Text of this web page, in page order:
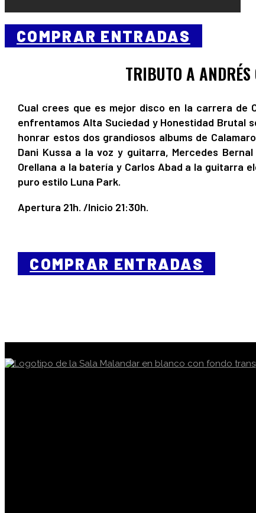
COMPRAR ENTRADAS
TRIBUTO A
Cual crees que es mejor disco en la carrera de
enfrentamos Alta Suciedad y Honestidad Brutal
honrar estos dos grandiosos albums de
Dani Kussa a la voz y guitarra, Mercedes
Orellana a la batería y Carlos Abad a la guitarra
puro estilo Luna Park.
Apertura 21h. /Inicio 21:30h.
COMPRAR ENTRADAS